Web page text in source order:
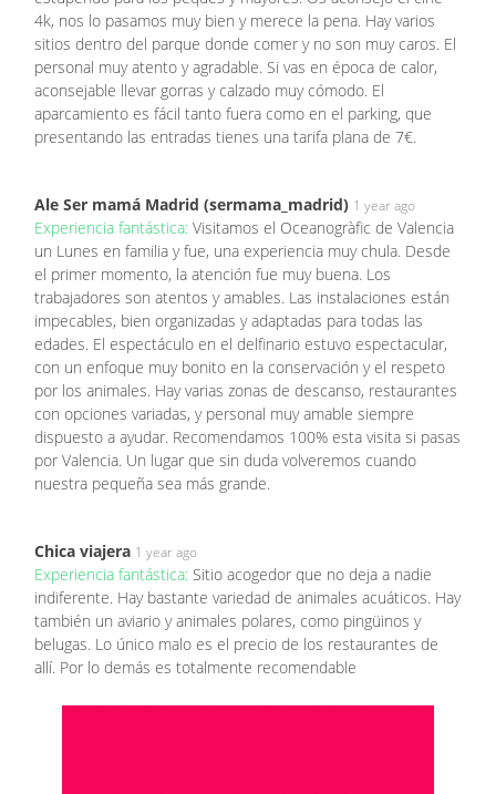
4k, nos lo pasamos muy bien y merece la pena. Hay varios
sitios dentro del parque donde comer y no son muy caros. El
personal muy atento y agradable. Si vas en época de calor,
aconsejable llevar gorras y calzado muy cómodo. El
aparcamiento es fácil tanto fuera como en el parking, que
presentando las entradas tienes una tarifa plana de 7€.
Ale Ser mamá Madrid (sermama_madrid) 1 year ago
Experiencia fantástica: Visitamos el Oceanogràfic de Valencia
un Lunes en familia y fue, una experiencia muy chula. Desde
el primer momento, la atención fue muy buena. Los
trabajadores son atentos y amables. Las instalaciones están
impecables, bien organizadas y adaptadas para todas las
edades. El espectáculo en el delfinario estuvo espectacular,
con un enfoque muy bonito en la conservación y el respeto
por los animales. Hay varias zonas de descanso, restaurantes
con opciones variadas, y personal muy amable siempre
dispuesto a ayudar. Recomendamos 100% esta visita si pasas
por Valencia. Un lugar que sin duda volveremos cuando
nuestra pequeña sea más grande.
Chica viajera 1 year ago
Experiencia fantástica: Sitio acogedor que no deja a nadie
indiferente. Hay bastante variedad de animales acuáticos. Hay
también un aviario y animales polares, como pingüinos y
belugas. Lo único malo es el precio de los restaurantes de
allí. Por lo demás es totalmente recomendable